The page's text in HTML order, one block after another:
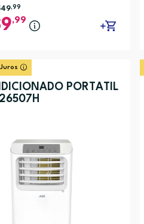
,99
,99
PORTÁTIL